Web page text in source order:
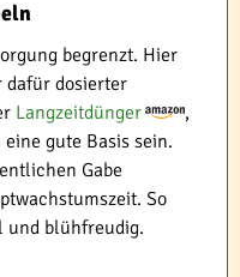
begrenzt. Hier
dafür dosierter
Langzeitdünger
,
gute Basis sein.
Gabe
So
und blühfreudig.